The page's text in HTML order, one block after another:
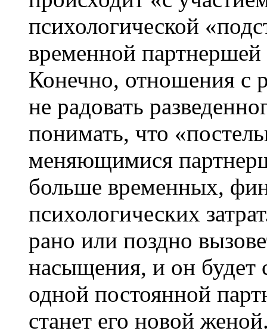
психологической
временной партнершей
Конечно, отношения с
не радовать
понимать, что
меняющимися
больше временных,
психологических
рано или поздно
насыщения, и он будет
одной постоянной
станет его новой